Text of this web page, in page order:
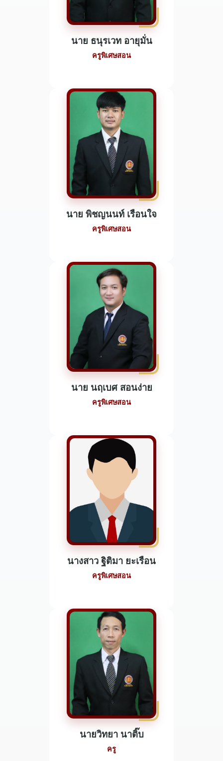
นาย ธนุรเวท อายุมั่น
ครูพิเศษสอน
นาย พิชญนนท์ เรือนใจ
ครูพิเศษสอน
นาย นฤเบศ สอนง่าย
ครูพิเศษสอน
นางสาว ฐิติมา ยะเรือน
ครูพิเศษสอน
นายวิทยา นาติ๊บ
ครู